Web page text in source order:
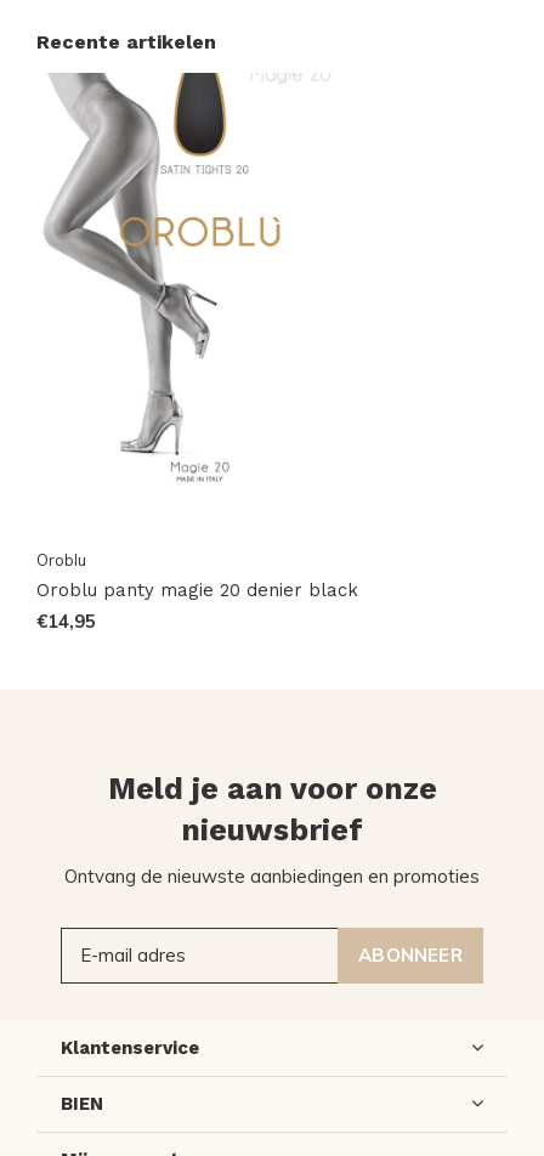
Recente artikelen
Oroblu
Oroblu panty magie 20 denier black
€14,95
Meld je aan voor onze
nieuwsbrief
Ontvang de nieuwste aanbiedingen en promoties
ABONNEER
Klantenservice
BIEN